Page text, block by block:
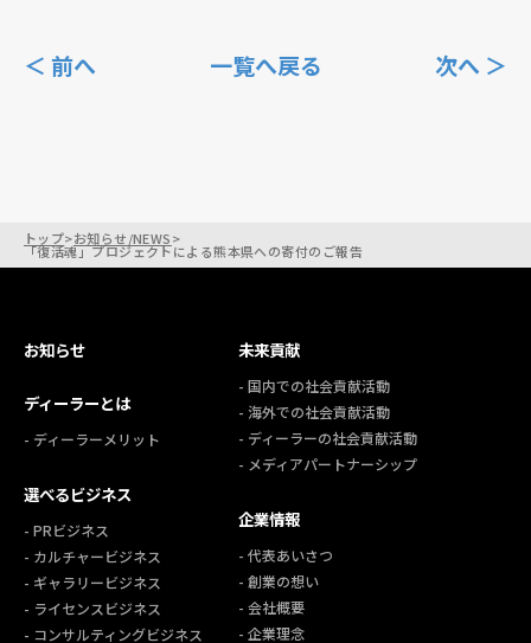
＜ 前へ 一覧へ戻る 次へ ＞
トップ>お知らせ/NEWS>
「復活魂」プロジェクトによる熊本県への寄付のご報告
お知らせ
ディーラーとは
- ディーラーメリット
選べるビジネス
- PRビジネス
- カルチャービジネス
- ギャラリービジネス
- ライセンスビジネス
- コンサルティングビジネス
未来貢献
- 国内での社会貢献活動
- 海外での社会貢献活動
- ディーラーの社会貢献活動
- メディアパートナーシップ
企業情報
- 代表あいさつ
- 創業の想い
- 会社概要
- 企業理念